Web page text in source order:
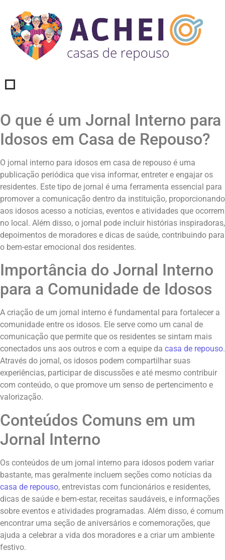
O que é um Jornal Interno para
Idosos em Casa de Repouso?
O jornal interno para idosos em casa de repouso é uma
publicação periódica que visa informar, entreter e engajar os
residentes. Este tipo de jornal é uma ferramenta essencial para
promover a comunicação dentro da instituição, proporcionando
aos idosos acesso a notícias, eventos e atividades que ocorrem
no local. Além disso, o jornal pode incluir histórias inspiradoras,
depoimentos de moradores e dicas de saúde, contribuindo para
o bem-estar emocional dos residentes.
Importância do Jornal Interno
para a Comunidade de Idosos
A criação de um jornal interno é fundamental para fortalecer a
comunidade entre os idosos. Ele serve como um canal de
comunicação que permite que os residentes se sintam mais
conectados uns aos outros e com a equipe da casa de repouso.
Através do jornal, os idosos podem compartilhar suas
experiências, participar de discussões e até mesmo contribuir
com conteúdo, o que promove um senso de pertencimento e
valorização.
Conteúdos Comuns em um
Jornal Interno
Os conteúdos de um jornal interno para idosos podem variar
bastante, mas geralmente incluem seções como notícias da
casa de repouso, entrevistas com funcionários e residentes,
dicas de saúde e bem-estar, receitas saudáveis, e informações
sobre eventos e atividades programadas. Além disso, é comum
encontrar uma seção de aniversários e comemorações, que
ajuda a celebrar a vida dos moradores e a criar um ambiente
festivo.